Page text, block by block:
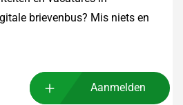
brievenbus? Mis niets en
Aanmelden